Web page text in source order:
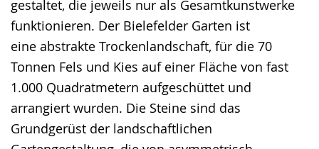
gestaltet, die jeweils nur als Gesamtkunstwerke
funktionieren. Der Bielefelder Garten ist
eine abstrakte Trockenlandschaft, für die 70
Tonnen Fels und Kies auf einer Fläche von fast
1.000 Quadratmetern aufgeschüttet und
arrangiert wurden. Die Steine sind das
Grundgerüst der landschaftlichen